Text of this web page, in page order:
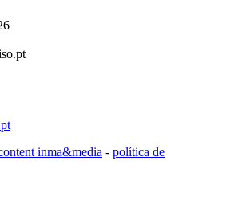
inma&media - política de